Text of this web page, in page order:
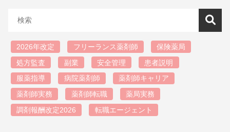
2026年改定 フリーランス薬剤師
保険薬局
処方監査
副業 安全管理
患者説明
服薬指導
病院薬剤師
薬剤師キャリア
薬剤師実務
薬剤師転職
薬局実務
調剤報酬改定2026
転職エージェント